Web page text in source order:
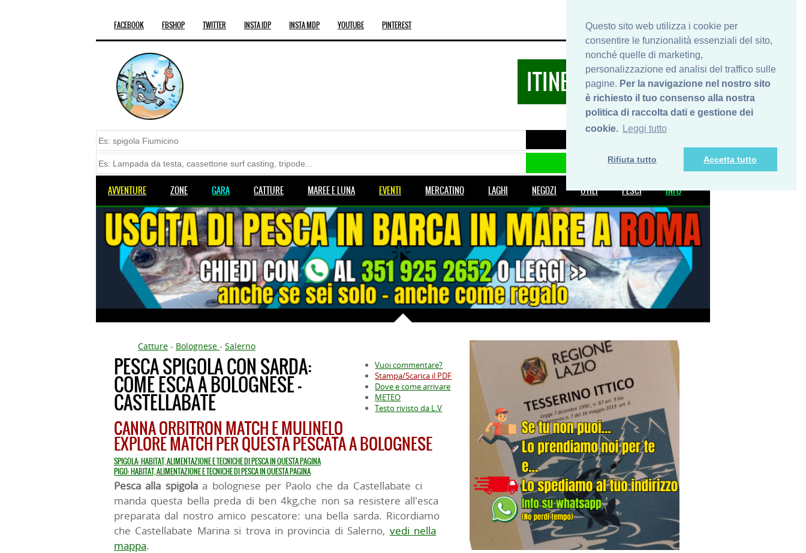
Questo sito web utilizza i cookie per
consentire le funzionalità essenziali del sito,
nonché quelle di marketing,
personalizzazione ed analisi del traffico sulle
pagine. Per la navigazione nel nostro sito
è richiesto il tuo consenso alla nostra
politica di raccolta dati e gestione dei
cookie. Leggi tutto
Rifiuta tutto Accetta tutto
FACEBOOK FBSHOP TWITTER INSTA IDP INSTA MDP YOUTUBE PINTEREST PRIVACY
SHOP
INFO
ITINERARIDIPESCA.IT
AVVENTURE ZONE GARA CATTURE MAREE E LUNA EVENTI MERCATINO LAGHI NEGOZI UTILI PESCI INFO
Catture - Bolognese - Salerno
Vuoi commentare?
Stampa/Scarica il PDF
Dove e come arrivare
METEO
Testo rivisto da L.V
PESCA SPIGOLA CON SARDA:
COME ESCA A BOLOGNESE -
CASTELLABATE
CANNA ORBITRON MATCH E MULINELO
EXPLORE MATCH PER QUESTA PESCATA A BOLOGNESE
SPIGOLA: HABITAT, ALIMENTAZIONE E TECNICHE DI PESCA IN QUESTA PAGINA
PIGO: HABITAT, ALIMENTAZIONE E TECNICHE DI PESCA IN QUESTA PAGINA
Pesca alla spigolaa bolognese per Paolo che da Castellabate ci
manda questa bella preda di ben 4kg,che non sa resistere all'esca
preparata dal nostro amico pescatore: una bella sarda. Ricordiamo
che Castellabate Marina si trova in provincia di Salerno, vedi nella
mappa.